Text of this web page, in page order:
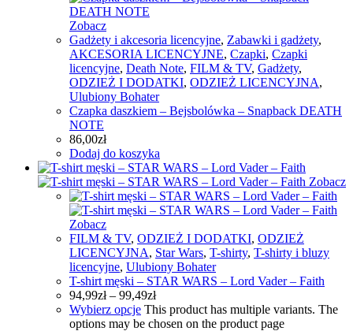
Zobacz
Gadżety i akcesoria licencyjne, Zabawki i gadżety,
AKCESORIA LICENCYJNE, Czapki, Czapki
licencyjne, Death Note, FILM & TV, Gadżety,
ODZIEŻ I DODATKI, ODZIEŻ LICENCYJNA,
Ulubiony Bohater
Czapka daszkiem – Bejsbolówka – Snapback DEATH
NOTE
86,00zł
Dodaj do koszyka
Zobacz
Zobacz
FILM & TV, ODZIEŻ I DODATKI, ODZIEŻ
LICENCYJNA, Star Wars, T-shirty, T-shirty i bluzy
licencyjne, Ulubiony Bohater
T-shirt męski – STAR WARS – Lord Vader – Faith
94,99zł– 99,49zł
Wybierz opcje This product has multiple variants. The
options may be chosen on the product page